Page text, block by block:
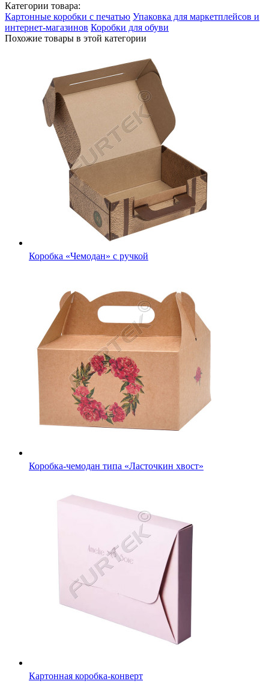
Категории товара:
Картонные коробки с печатью Упаковка для маркетплейсов и
интернет-магазинов Коробки для обуви
Похожие товары в этой категории
Коробка «Чемодан» с ручкой
Коробка-чемодан типа «Ласточкин хвост»
Картонная коробка-конверт